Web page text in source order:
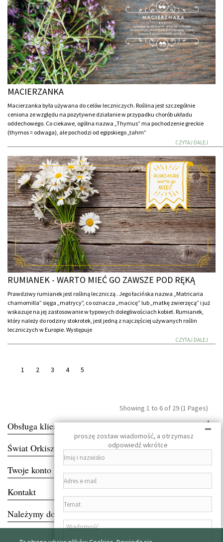
MACIERZANKA
Macierzanka była używana do celów leczniczych. Roślina jest szczególnie
ceniona ze względu na pozytywne działanie w przypadku chorób układu
oddechowego. Co ciekawe, ogólna nazwa „Thymus” ma pochodzenie greckie
(thymos = odwaga), ale pochodzi od egipskiego „tahm”
CZYTAJ DALEJ
RUMIANEK - WARTO MIEĆ GO ZAWSZE POD RĘKĄ
Prawdziwy rumianek jest rośliną leczniczą . Jego łacińska nazwa „Matricaria
chamomilla” sięga „matrycy”, co oznacza „macicę” lub „matkę zwierzęcą” i już
wskazuje na jej zastosowanie w typowych dolegliwościach kobiet. Rumianek,
który należy do rodziny stokrotek, jest jedną z najczęściej używanych roślin
leczniczych w Europie. Występuje
CZYTAJ DALEJ
1 2 3 4 5
Showing 1 to 6 of 29 (1 Pages)
-
proszę zostaw wiadomość, a otrzymasz
odpowiedź wkrótce
Obsługa klienta
Świat Orkiszu
Twoje konto
Kontakt
Należymy do towarzystw